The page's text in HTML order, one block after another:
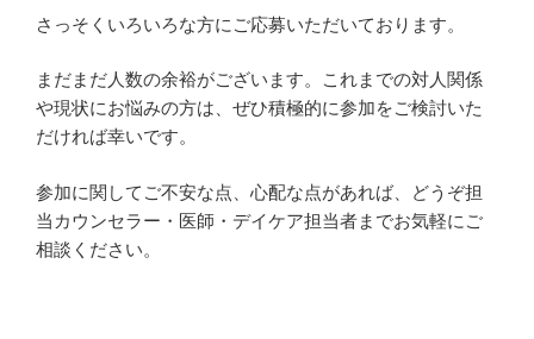
さっそくいろいろな方にご応募いただいております。
まだまだ人数の余裕がございます。これまでの対人関係
や現状にお悩みの方は、ぜひ積極的に参加をご検討いた
だければ幸いです。
参加に関してご不安な点、心配な点があれば、どうぞ担
当カウンセラー・医師・デイケア担当者までお気軽にご
相談ください。